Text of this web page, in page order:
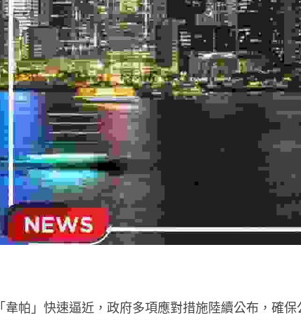
「韋帕」快速逼近，政府多項應對措施陸續公布，確